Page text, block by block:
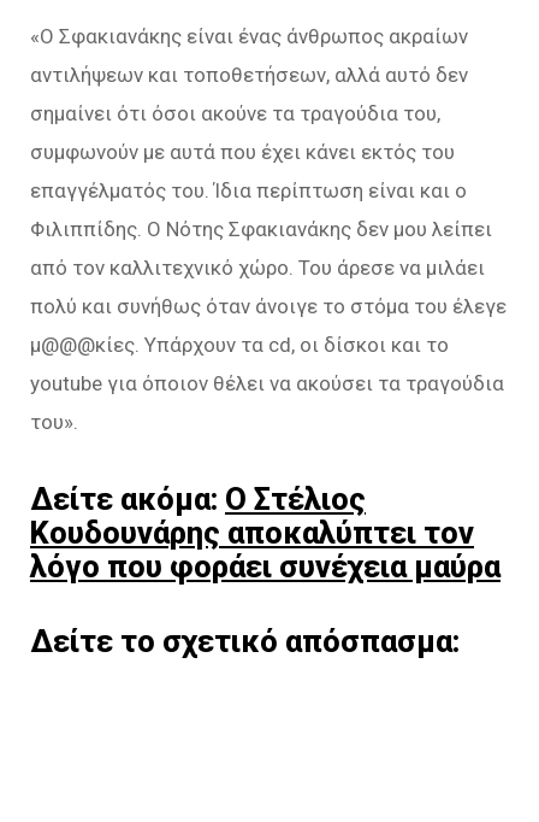
«Ο Σφακιανάκης είναι ένας άνθρωπος ακραίων
αντιλήψεων και τοποθετήσεων, αλλά αυτό δεν
σημαίνει ότι όσοι ακούνε τα τραγούδια του,
συμφωνούν με αυτά που έχει κάνει εκτός του
επαγγέλματός του. Ίδια περίπτωση είναι και ο
Φιλιππίδης. Ο Νότης Σφακιανάκης δεν μου λείπει
από τον καλλιτεχνικό χώρο. Του άρεσε να μιλάει
πολύ και συνήθως όταν άνοιγε το στόμα του έλεγε
μ@@@κίες. Υπάρχουν τα cd, οι δίσκοι και το
youtube για όποιον θέλει να ακούσει τα τραγούδια
του».
Δείτε ακόμα: Ο Στέλιος
Κουδουνάρης αποκαλύπτει τον
λόγο που φοράει συνέχεια μαύρα
Δείτε το σχετικό απόσπασμα: